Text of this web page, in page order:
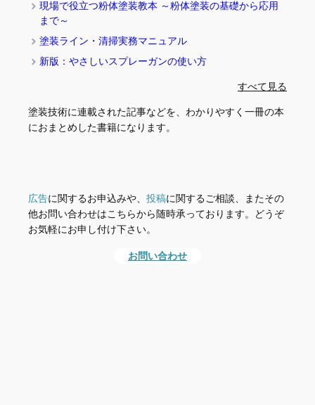
現場で役立つ粉体塗装教本 ～粉体塗装の基礎から応用
まで～
塗装ライン・清掃実務マニュアル
新版：やさしいスプレーガンの使い方
すべて見る
塗装技術に連載された記事などを、わかりやすく一冊の本
におまとめした書籍になります。
広告に関するお申込みや、 投稿に関するご相談、またその
他お問い合わせはこちらから随時承っております。どうぞ
お気軽にお申し付け下さい。
お問い合わせ